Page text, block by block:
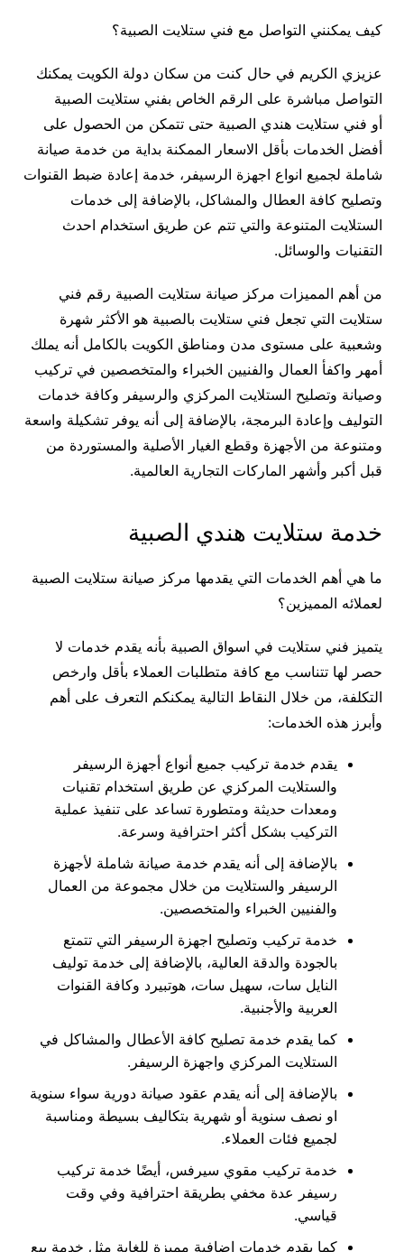
كيف يمكنني التواصل مع فني ستلايت الصبية؟
عزيزي الكريم في حال كنت من سكان دولة الكويت يمكنك
التواصل مباشرة على الرقم الخاص بفني ستلايت الصبية
أو فني ستلايت هندي الصبية حتى تتمكن من الحصول على
أفضل الخدمات بأقل الاسعار الممكنة بداية من خدمة صيانة
شاملة لجميع انواع اجهزة الرسيفر، خدمة إعادة ضبط القنوات
وتصليح كافة العطال والمشاكل، بالإضافة إلى خدمات
الستلايت المتنوعة والتي تتم عن طريق استخدام احدث
التقنيات والوسائل.
من أهم المميزات مركز صيانة ستلايت الصبية رقم فني
ستلايت التي تجعل فني ستلايت بالصبية هو الأكثر شهرة
وشعبية على مستوى مدن ومناطق الكويت بالكامل أنه يملك
أمهر واكفأ العمال والفنيين الخبراء والمتخصصين في تركيب
وصيانة وتصليح الستلايت المركزي والرسيفر وكافة خدمات
التوليف وإعادة البرمجة، بالإضافة إلى أنه يوفر تشكيلة واسعة
ومتنوعة من الأجهزة وقطع الغيار الأصلية والمستوردة من
قبل أكبر وأشهر الماركات التجارية العالمية.
خدمة ستلايت هندي الصبية
ما هي أهم الخدمات التي يقدمها مركز صيانة ستلايت الصبية
لعملائه المميزين؟
يتميز فني ستلايت في اسواق الصبية بأنه يقدم خدمات لا
حصر لها تتناسب مع كافة متطلبات العملاء بأقل وارخص
التكلفة، من خلال النقاط التالية يمكنكم التعرف على أهم
وأبرز هذه الخدمات:
يقدم خدمة تركيب جميع أنواع أجهزة الرسيفر
والستلايت المركزي عن طريق استخدام تقنيات
ومعدات حديثة ومتطورة تساعد على تنفيذ عملية
التركيب بشكل أكثر احترافية وسرعة.
بالإضافة إلى أنه يقدم خدمة صيانة شاملة لأجهزة
الرسيفر والستلايت من خلال مجموعة من العمال
والفنيين الخبراء والمتخصصين.
خدمة تركيب وتصليح اجهزة الرسيفر التي تتمتع
بالجودة والدقة العالية، بالإضافة إلى خدمة توليف
النايل سات، سهيل سات، هوتبيرد وكافة القنوات
العربية والأجنبية.
كما يقدم خدمة تصليح كافة الأعطال والمشاكل في
الستلايت المركزي واجهزة الرسيفر.
بالإضافة إلى أنه يقدم عقود صيانة دورية سواء سنوية
او نصف سنوية أو شهرية بتكاليف بسيطة ومناسبة
لجميع فئات العملاء.
خدمة تركيب مقوي سيرفس، أيضًا خدمة تركيب
رسيفر عدة مخفي بطريقة احترافية وفي وقت
قياسي.
كما يقدم خدمات إضافية مميزة للغاية مثل خدمة بيع